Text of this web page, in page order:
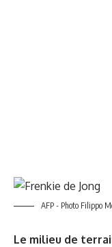
AFP - Photo Filippo
Le milieu de